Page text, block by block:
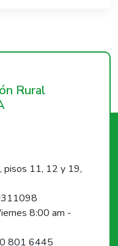
Rural
pisos 11, 12 y 19,
8:00 am -
801 6445